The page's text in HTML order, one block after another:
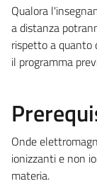
Qualora
a distanza
rispetto a quanto
il programma
Onde
ionizzanti e non
materia.